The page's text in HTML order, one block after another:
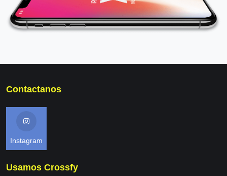
Contactanos
Instagram
Usamos Crossfy